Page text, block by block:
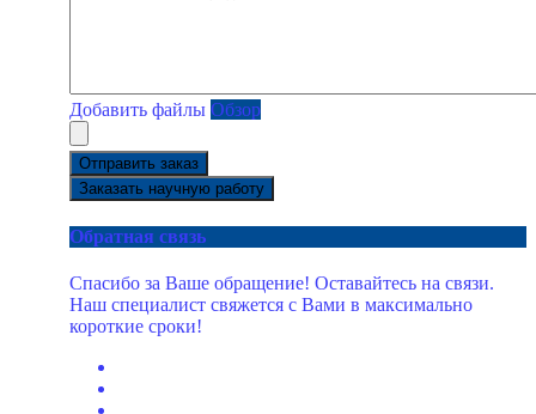
Добавить файлы Обзор
Отправить заказ
Заказать научную работу
Обратная связь
Спасибо за Ваше обращение! Оставайтесь на связи.
Наш специалист свяжется с Вами в максимально
короткие сроки!